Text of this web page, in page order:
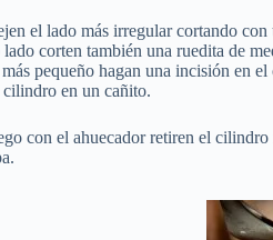
el lado más irregular cortando
corten también una ruedita de
pequeño hagan una incisión en
en un cañito.
con el ahuecador retiren el